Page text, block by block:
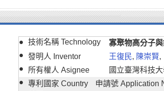
● 技術名稱 Technology
寡聚物高分子
● 發明人 Inventor 王復民, 陳崇賢,
●
所有權人 Asignee
國立臺灣科技
● 專利國家 Country 申請號 Application